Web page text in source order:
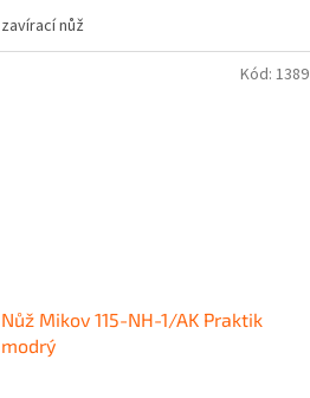
zavírací nůž
Nůž Mikov 115-NH-1/AK Praktik
modrý
Kód: 1389